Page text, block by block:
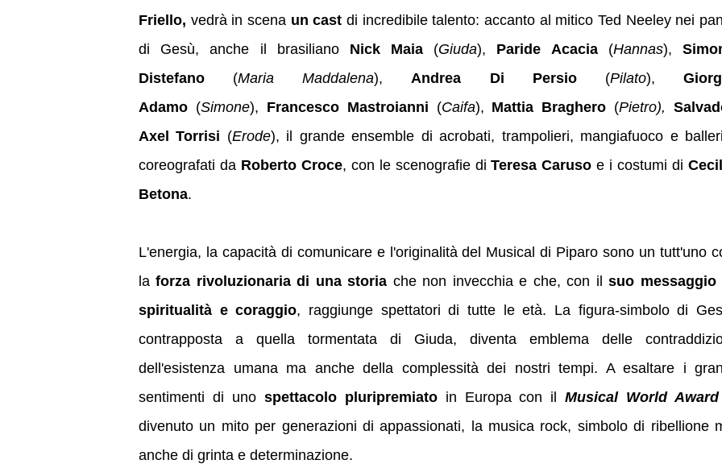
Friello, vedrà in scena un cast di incredibile talento: accanto al mitico Ted Neeley nei
di Gesù, anche il brasiliano
Nick Maia (Giuda), Paride Acacia (Hannas),
Distefano
(Maria Maddalena), Andrea Di Persio (Pilato),
Adamo (Simone), Francesco Mastroianni (Caifa), Mattia Braghero (Pietro),
Axel Torrisi (Erode), il grande ensemble di acrobati, trampolieri, mangiafuoco e
coreografati da Roberto Croce, con le scenografie di Teresa Caruso e i costumi di
Betona.
L'energia, la capacità di comunicare e l'originalità del Musical di Piparo sono un tutt'uno
la forza rivoluzionaria di una storia che non invecchia e che, con il
suo messaggio
spiritualità e coraggio, raggiunge spettatori di tutte le età. La figura-simbolo di
contrapposta a quella tormentata di Giuda, diventa emblema delle
dell'esistenza umana ma anche della complessità dei nostri tempi. A esaltare i
sentimenti di uno spettacolo pluripremiato in Europa con il Musical World Award
divenuto un mito per generazioni di appassionati, la musica rock, simbolo di ribellione
anche di grinta e determinazione.